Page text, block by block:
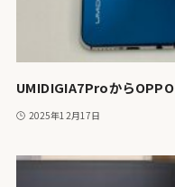
UMIDIGIA7Proから
2025年12月17日